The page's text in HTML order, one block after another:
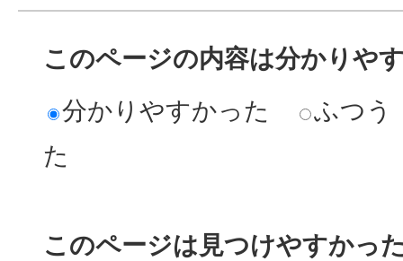
このページの内容は分かりや
分かりやすかった
ふつう
た
このページは見つけやすかっ